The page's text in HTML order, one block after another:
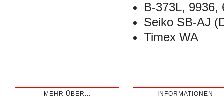
B-373L, 9936,
Seiko SB-AJ
Timex WA
MEHR ÜBER... INFORMATIONEN